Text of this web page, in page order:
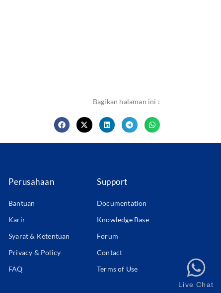
Bagikan halaman ini :
Live Chat
Perusahaan
Bantuan
Karir
Syarat & Ketentuan
Privacy & Policy
FAQ
Support
Documentation
Knowledge Base
Forum
Contact
Terms of Use